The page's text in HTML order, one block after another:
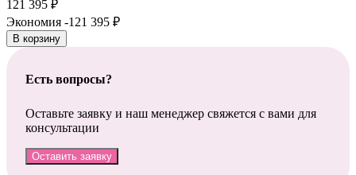
121 395 ₽
Экономия -121 395 ₽
В корзину
Есть вопросы?
Оставьте заявку и наш менеджер свяжется с вами для
консультации
Оставить заявку